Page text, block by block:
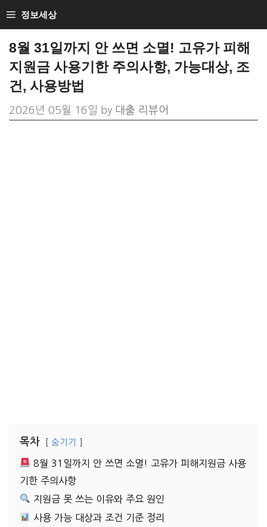
Skip
to
content
정보세상
8월 31일까지 안 쓰면 소멸! 고유가 피해
지원금 사용기한 주의사항, 가능대상, 조
건, 사용방법
2026년 05월 16일 by 대출 리뷰어
목차 숨기기
8월 31일까지 안 쓰면 소멸! 고유가 피해지원금 사용
기한 주의사항
지원금 못 쓰는 이유와 주요 원인
사용 가능 대상과 조건 기준 정리